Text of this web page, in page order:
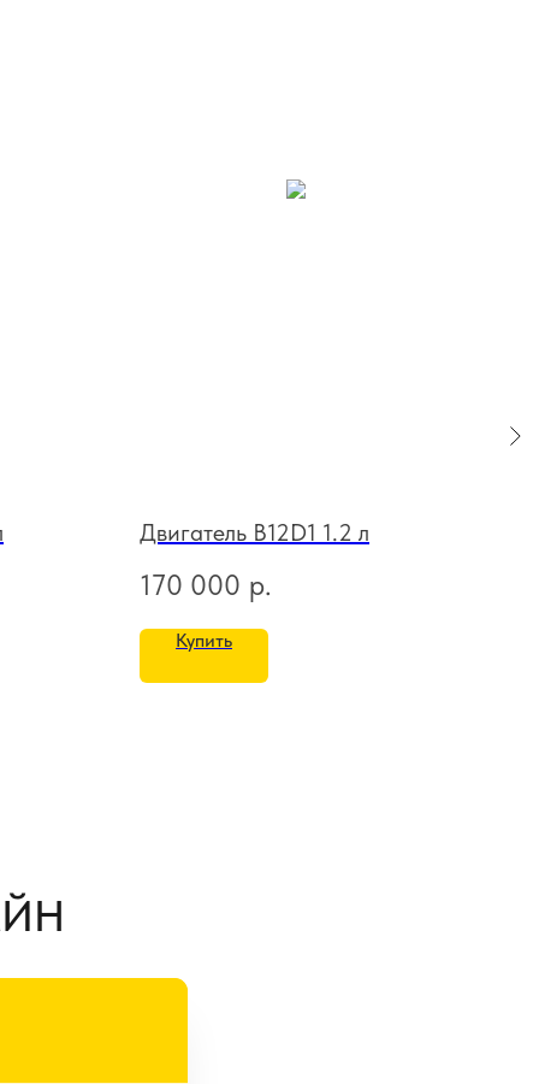
Двигатель B12D1 1.2 л
170 000 р.
Купить